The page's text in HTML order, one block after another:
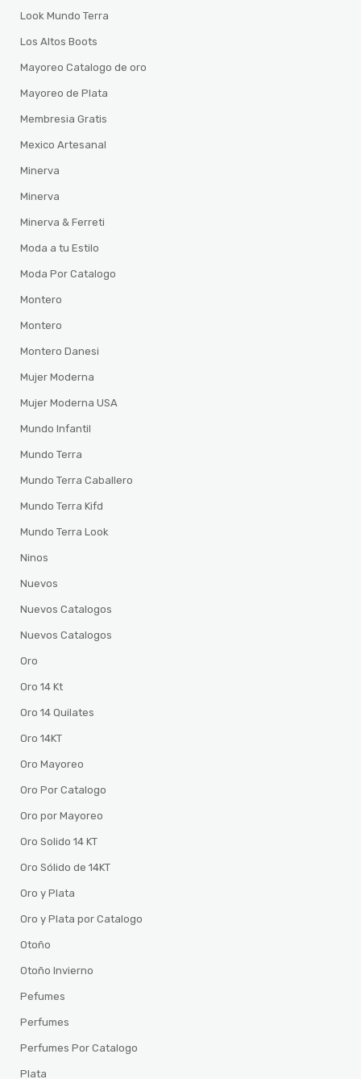
Look Mundo Terra
Los Altos Boots
Mayoreo Catalogo de oro
Mayoreo de Plata
Membresia Gratis
Mexico Artesanal
Minerva
Minerva
Minerva & Ferreti
Moda a tu Estilo
Moda Por Catalogo
Montero
Montero
Montero Danesi
Mujer Moderna
Mujer Moderna USA
Mundo Infantil
Mundo Terra
Mundo Terra Caballero
Mundo Terra Kifd
Mundo Terra Look
Ninos
Nuevos
Nuevos Catalogos
Nuevos Catalogos
Oro
Oro 14 Kt
Oro 14 Quilates
Oro 14KT
Oro Mayoreo
Oro Por Catalogo
Oro por Mayoreo
Oro Solido 14 KT
Oro Sólido de 14KT
Oro y Plata
Oro y Plata por Catalogo
Otoño
Otoño Invierno
Pefumes
Perfumes
Perfumes Por Catalogo
Plata